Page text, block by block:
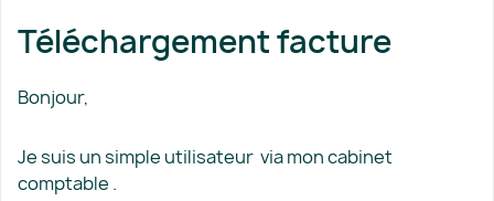
Téléchargement facture
Bonjour,
Je suis un simple utilisateur via mon cabinet
comptable .